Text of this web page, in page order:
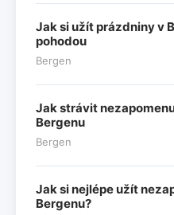
Jak si užít prázdniny v
pohodou
Bergen
Jak strávit
Bergenu
Bergen
Jak si nejlépe užít
Bergenu?